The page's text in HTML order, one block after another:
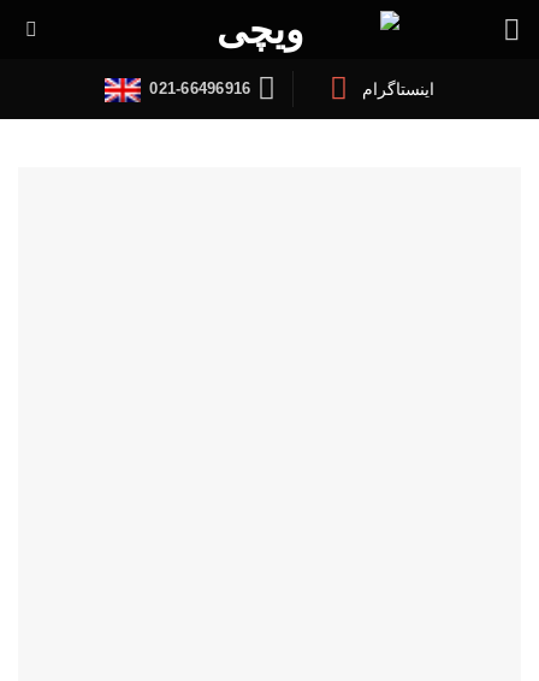
اینستاگرام 021-66496916